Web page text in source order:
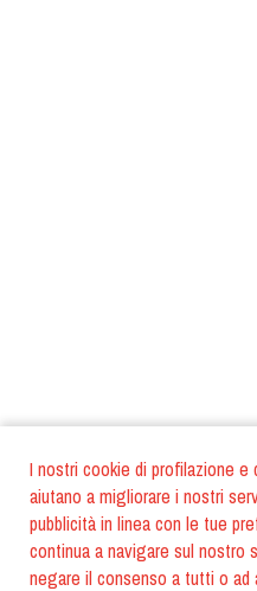
I nostri cookie di profilazione
aiutano a migliorare i nostri
pubblicità in linea con le tue
continua a navigare sul nostro
negare il consenso a tutti o ad